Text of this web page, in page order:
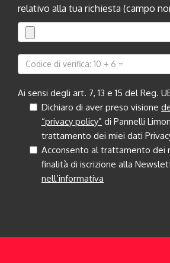
relativo alla tua richiesta (campo
Ai sensi degli art. 7, 13 e 15 del Reg.
Dichiaro di aver preso visione
“privacy policy” di Pannelli
trattamento dei miei dati
Acconsento al trattamento dei
finalità di iscrizione alla
nell’informativa